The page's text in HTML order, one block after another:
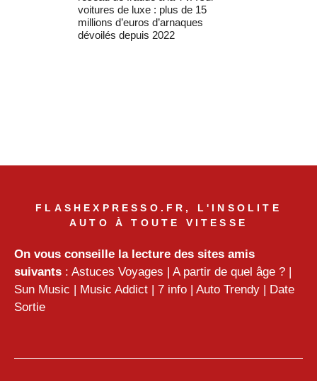
voitures de luxe : plus de 15
millions d’euros d’arnaques
dévoilés depuis 2022
FLASHEXPRESSO.FR, L'INSOLITE
AUTO À TOUTE VITESSE
On vous conseille la lecture des sites amis
suivants : Astuces Voyages | A partir de quel âge ? |
Sun Music | Music Addict | 7 info | Auto Trendy | Date
Sortie